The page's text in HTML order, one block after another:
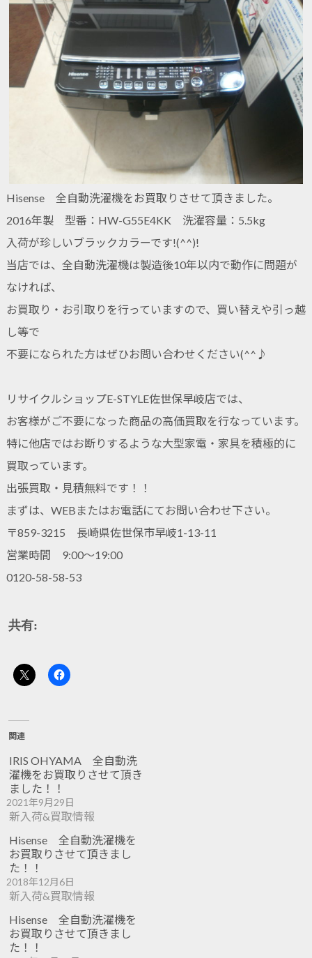
Hisense 全自動洗濯機をお買取りさせて頂きました。
2016年製 型番：HW-G55E4KK 洗濯容量：5.5kg
入荷が珍しいブラックカラーです!(^^)!
当店では、全自動洗濯機は製造後10年以内で動作に問題が
なければ、
お買取り・お引取りを行っていますので、買い替えや引っ越
し等で
不要になられた方はぜひお問い合わせください(^^♪
リサイクルショップE-STYLE佐世保早岐店では、
お客様がご不要になった商品の高価買取を行なっています。
特に他店ではお断りするような大型家電・家具を積極的に
買取っています。
出張買取・見積無料です！！
まずは、WEBまたはお電話にてお問い合わせ下さい。
〒859-3215 長崎県佐世保市早岐1-13-11
営業時間 9:00～19:00
0120-58-58-53
共有:
関連
IRIS OHYAMA 全自動洗
濯機をお買取りさせて頂き
ました！！
2021年9月29日
新入荷&買取情報
Hisense 全自動洗濯機を
お買取りさせて頂きまし
た！！
2018年12月6日
新入荷&買取情報
Hisense 全自動洗濯機を
お買取りさせて頂きまし
た！！